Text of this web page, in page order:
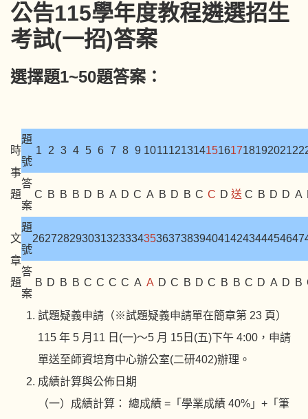
公告115學年度教程遴選招生
考試(一招)答案
選擇題1~50題答案：
時
事
題
題
號
1 2 3 4 5 6 7 8 9 10111213141516171819202122
答
案
C B B B D B A D C A B D B C C D 送 C B D D A
文
章
題
題
號
26272829303132333435363738394041424344454647
答
案
B D B B C C C C A A D C B D C B B C D A D B
試題疑義申請（※試題疑義申請單在簡章第 23 頁）
115 年 5 月11 日(一)～5 月 15日(五)下午 4:00，申請
單送至師資培育中心辦公室(二研402)辦理。
成績計算與公佈日期
（一）成績計算： 總成績 =「學業成績 40%」+「筆